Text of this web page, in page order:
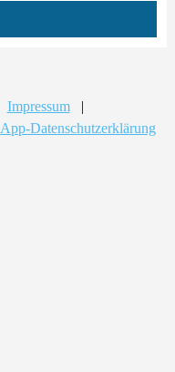
Impressum
|
App-Datenschutzerklärung